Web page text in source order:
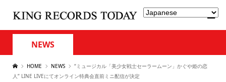
NEWS
HOME NEWS
“ミュージカル「美少女戦士セーラームーン」かぐや姫の恋
人” LINE LIVEにてオンライン特典会直前ミニ配信が決定